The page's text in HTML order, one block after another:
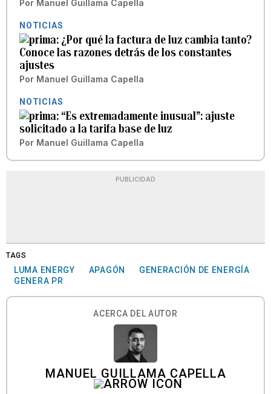
Por Manuel Guillama Capella
NOTICIAS
¿Por qué la factura de luz cambia tanto?
Conoce las razones detrás de los constantes
ajustes
Por Manuel Guillama Capella
NOTICIAS
“Es extremadamente inusual”: ajuste
solicitado a la tarifa base de luz
Por Manuel Guillama Capella
PUBLICIDAD
TAGS
LUMA ENERGY APAGÓN
GENERACIÓN DE ENERGÍA
GENERA PR
ACERCA DEL AUTOR
MANUEL GUILLAMA CAPELLA